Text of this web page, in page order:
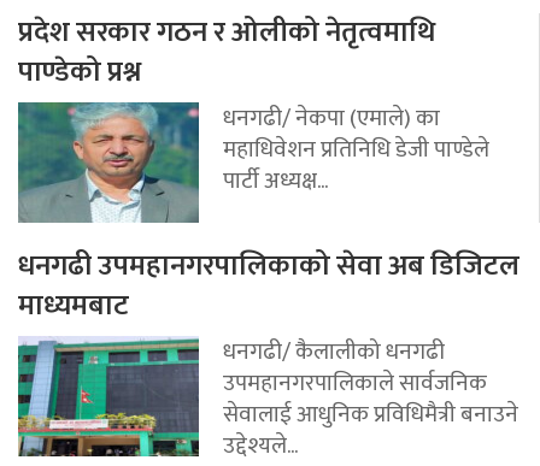
प्रदेश सरकार गठन र ओलीको नेतृत्वमाथि
पाण्डेको प्रश्न
धनगढी/ नेकपा (एमाले) का
महाधिवेशन प्रतिनिधि डेजी पाण्डेले
पार्टी अध्यक्ष...
धनगढी उपमहानगरपालिकाको सेवा अब डिजिटल
माध्यमबाट
धनगढी/ कैलालीको धनगढी
उपमहानगरपालिकाले सार्वजनिक
सेवालाई आधुनिक प्रविधिमैत्री बनाउने
उद्देश्यले...